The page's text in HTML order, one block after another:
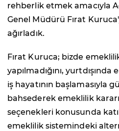
rehberlik etmek amacıyla
Genel Müdürü Fırat
ağırladık.
Fırat Kuruca; bizde
yapılmadığını,
iş hayatının başlamasıyla
bahsederek emeklilik
seçenekleri konusunda
emeklilik sistemindeki